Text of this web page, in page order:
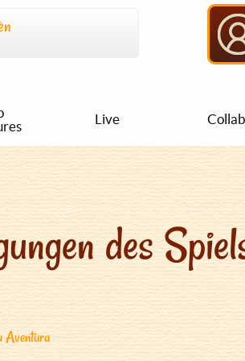
Live
des
Aventura